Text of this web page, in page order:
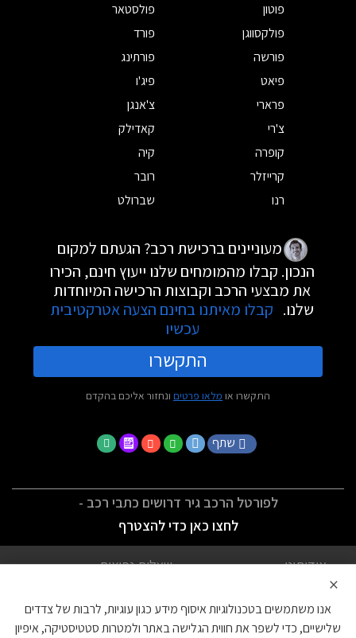
פוטון
פולסטאר
פולקסווגן
פורד
פורשה
פורתינג
פיאט
פיג'ו
פרארי
צ'אנגן
צ'רי
קאדילק
קופרה
קיה
קרייזלר
רובר
רנו
שברולט
מעוניינים ברכישת רכב? הגעתם למקום
הנכון. קבלו מהמומחים שלנו ייעוץ חינם, הכירו
את מבצעי הרכב וקבוצות הרכישה המיוחדות
שלנו. קבלו מאיתנו בחינם הצעה אטרקטיבית
עכשיו
התקשרו
התקשרו או מלאו פרטים ונחזור אליכם בהקדם
שתף
לפורטל הרכב גיר דרושים כתבי רכב -
לחצו כאן כדי להצטרף
אודותינו
שאלות נפוצות
הצהרת נגישות
צור קשר
×
אנו משתמשים בטכנולוגיות איסוף מידע כגון עוגיות, לרבות של צדדים
שלישיים, כדי לשפר את חווית הגלישה באתר ולמטרות סטטיסטיקה, איפיון